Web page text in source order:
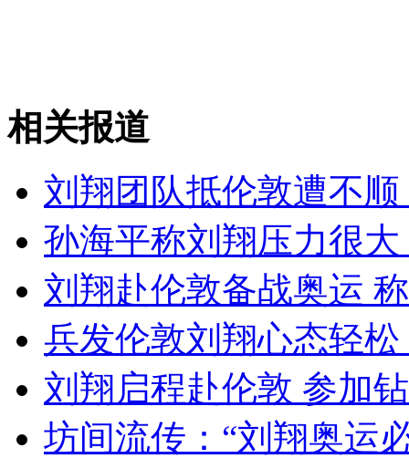
实拍鱿鱼断臂逃生精彩瞬间
山西运城恶犬咬伤多人 警民合力深夜将其击毙
女孩北京地铁殴打老人 痛下狠手拳打脚踢
无痛分娩是否安全 医生回应
外交部：反对强权政治霸凌主义
外交部：有关国家言论片面不公正
相关报道
刘翔团队抵伦敦遭不
孙海平称刘翔压力很
刘翔赴伦敦备战奥运
兵发伦敦刘翔心态轻
刘翔启程赴伦敦 参加
坊间流传：“刘翔奥运